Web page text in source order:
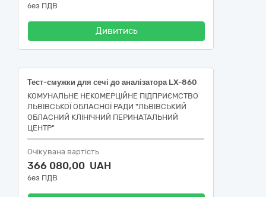
без ПДВ
Дивитись
Тест-смужки для сечі до аналізатора LX-860
КОМУНАЛЬНЕ НЕКОМЕРЦІЙНЕ ПІДПРИЄМСТВО
ЛЬВІВСЬКОЇ ОБЛАСНОЇ РАДИ "ЛЬВІВСЬКИЙ
ОБЛАСНИЙ КЛІНІЧНИЙ ПЕРИНАТАЛЬНИЙ
ЦЕНТР"
Очікувана вартість
366 080,00 UAH
без ПДВ